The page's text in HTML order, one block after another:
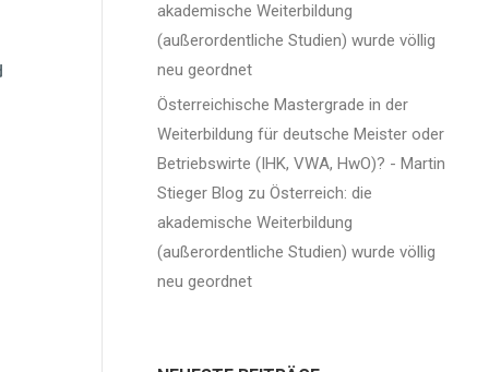
akademische Weiterbildung
(außerordentliche Studien) wurde völlig
neu geordnet
Österreichische Mastergrade in der
Weiterbildung für deutsche Meister oder
Betriebswirte (IHK, VWA, HwO)? - Martin
Stieger Blog zu Österreich: die
akademische Weiterbildung
(außerordentliche Studien) wurde völlig
neu geordnet